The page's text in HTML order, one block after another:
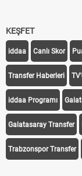
KEŞFET
iddaa Canlı Skor
Transfer Haberleri
iddaa Programı
Galatasaray Transfer
Trabzonspor Transfer